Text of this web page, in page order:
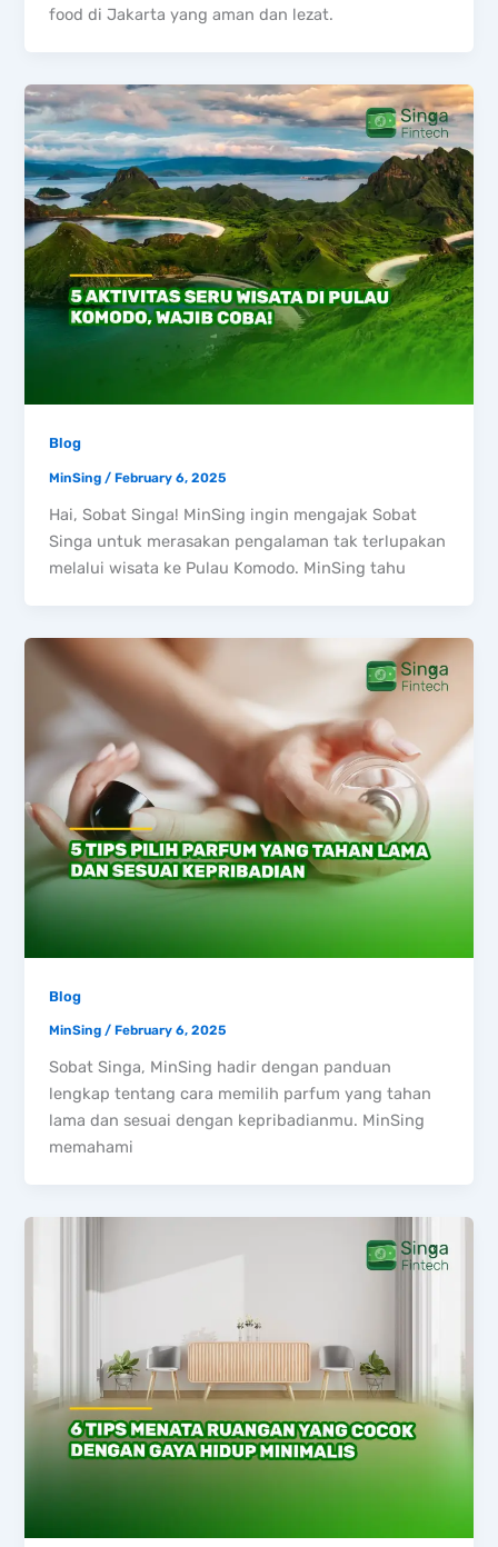
food di Jakarta yang aman dan lezat.
Blog
MinSing/February 6, 2025
Hai, Sobat Singa! MinSing ingin mengajak Sobat
Singa untuk merasakan pengalaman tak terlupakan
melalui wisata ke Pulau Komodo. MinSing tahu
Blog
MinSing/February 6, 2025
Sobat Singa, MinSing hadir dengan panduan
lengkap tentang cara memilih parfum yang tahan
lama dan sesuai dengan kepribadianmu. MinSing
memahami